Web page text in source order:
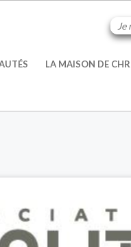
LA MAISON DE